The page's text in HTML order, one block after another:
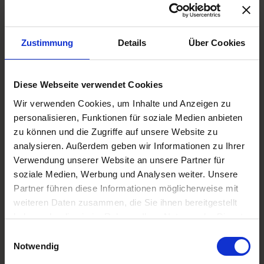
Zustimmung Details Über Cookies
Diese Webseite verwendet Cookies
Wir verwenden Cookies, um Inhalte und Anzeigen zu
personalisieren, Funktionen für soziale Medien anbieten
zu können und die Zugriffe auf unsere Website zu
analysieren. Außerdem geben wir Informationen zu Ihrer
Verwendung unserer Website an unsere Partner für
soziale Medien, Werbung und Analysen weiter. Unsere
Partner führen diese Informationen möglicherweise mit
weiteren Daten zusammen, die Sie ihnen bereitgestellt
haben oder die sie im Rahmen Ihrer Nutzung der Dienste
Notwendig
Das Tool kann einfach schon mal helfen herausfinden,
wo die Reise mit einer neuenBrilleungefähr hingehen
soll. Alles weitere besprechen wir dann (bitte nach
telefonischer Terminvereinbarung) in aller Ruhe bei uns
Kategorien
Allgemein,Brillen,Service
Proudly sponsored by colibri:
Größere Nahsehfelder mit Rodenstock Impression
B.I.G. EXACT® Gleitsichtgläsern
Colibri Augenoptik Jan Fahl GmbH
Textorstraße 70
60594 Frankfurt - Sachsenhausen
Fon: 069-619655